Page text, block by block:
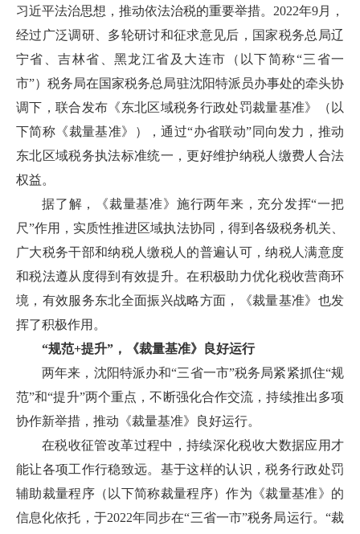
习近平法治思想，推动依法治税的重要举措。2022年9月，
经过广泛调研、多轮研讨和征求意见后，国家税务总局辽
宁省、吉林省、黑龙江省及大连市（以下简称“三省一
市”）税务局在国家税务总局驻沈阳特派员办事处的牵头协
调下，联合发布《东北区域税务行政处罚裁量基准》（以
下简称《裁量基准》），通过“办省联动”同向发力，推动
东北区域税务执法标准统一，更好维护纳税人缴费人合法
权益。
据了解，《裁量基准》施行两年来，充分发挥“一把
尺”作用，实质性推进区域执法协同，得到各级税务机关、
广大税务干部和纳税人缴税人的普遍认可，纳税人满意度
和税法遵从度得到有效提升。在积极助力优化税收营商环
境，有效服务东北全面振兴战略方面，《裁量基准》也发
挥了积极作用。
“规范+提升”，《裁量基准》良好运行
两年来，沈阳特派办和“三省一市”税务局紧紧抓住“规
范”和“提升”两个重点，不断强化合作交流，持续推出多项
协作新举措，推动《裁量基准》良好运行。
在税收征管改革过程中，持续深化税收大数据应用才
能让各项工作行稳致远。基于这样的认识，税务行政处罚
辅助裁量程序（以下简称裁量程序）作为《裁量基准》的
信息化依托，于2022年同步在“三省一市”税务局运行。“裁